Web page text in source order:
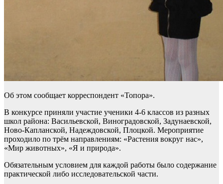
Об этом сообщает корреспондент «Топора».
В конкурсе приняли участие ученики 4-6 классов из разных
школ района: Васильевской, Виноградовской, Задунаевской,
Ново-Капланской, Надеждовской, Плоцкой. Мероприятие
проходило по трём направлениям: «Растения вокруг нас»,
«Мир животных», «Я и природа».
Обязательным условием для каждой работы было содержание
практической либо исследовательской части.